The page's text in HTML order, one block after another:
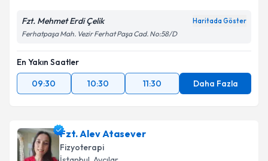
Fzt. Mehmet Erdi Çelik Haritada Göster
Ferhatpaşa Mah. Vezir Ferhat Paşa Cad. No:58/D
En Yakın Saatler
09:30
10:30 11:30 Daha Fazla
Fzt. Alev Atasever
Fizyoterapi